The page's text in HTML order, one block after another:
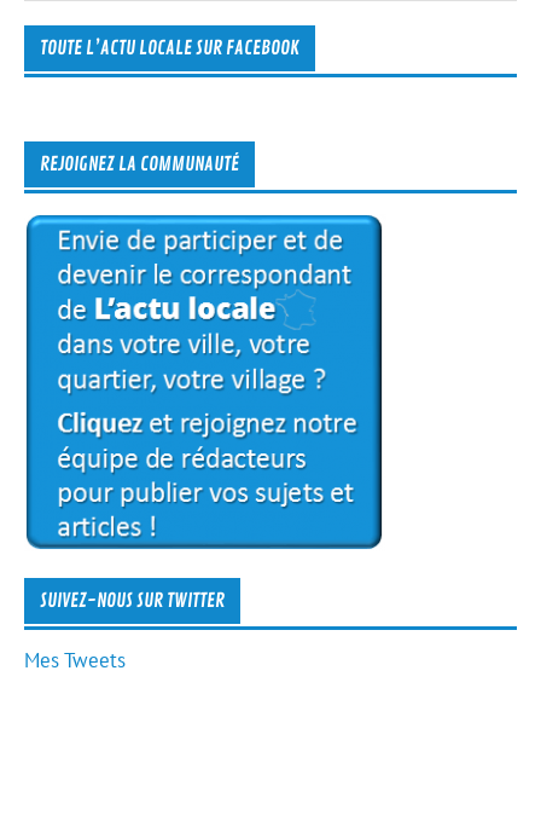
TOUTE L’ACTU LOCALE SUR FACEBOOK
REJOIGNEZ LA COMMUNAUTÉ
SUIVEZ-NOUS SUR TWITTER
Mes Tweets